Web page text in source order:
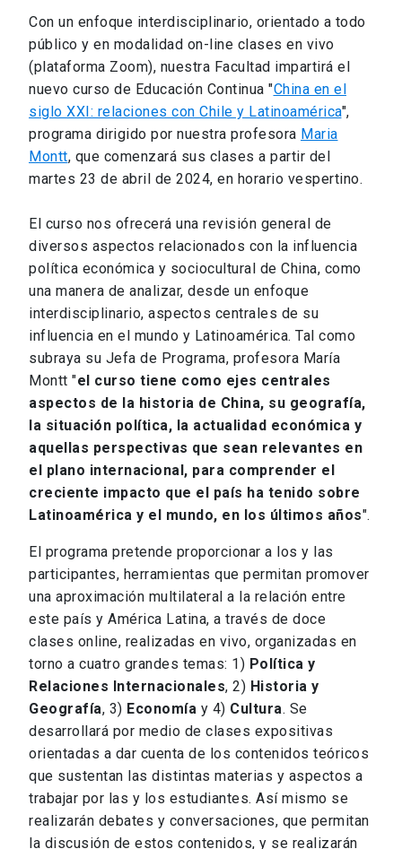
Con un enfoque interdisciplinario, orientado a todo
público y en modalidad on-line clases en vivo
(plataforma Zoom), nuestra Facultad impartirá el
nuevo curso de Educación Continua "China en el
siglo XXI: relaciones con Chile y Latinoamérica",
programa dirigido por nuestra profesora Maria
Montt, que comenzará sus clases a partir del
martes 23 de abril de 2024, en horario vespertino.
El curso nos ofrecerá una revisión general de
diversos aspectos relacionados con la influencia
política económica y sociocultural de China, como
una manera de analizar, desde un enfoque
interdisciplinario, aspectos centrales de su
influencia en el mundo y Latinoamérica. Tal como
subraya su Jefa de Programa, profesora María
Montt "el curso tiene como ejes centrales
aspectos de la historia de China, su geografía,
la situación política, la actualidad económica y
aquellas perspectivas que sean relevantes en
el plano internacional, para comprender el
creciente impacto que el país ha tenido sobre
Latinoamérica y el mundo, en los últimos años".
El programa pretende proporcionar a los y las
participantes, herramientas que permitan promover
una aproximación multilateral a la relación entre
este país y América Latina, a través de doce
clases online, realizadas en vivo, organizadas en
torno a cuatro grandes temas: 1) Política y
Relaciones Internacionales, 2) Historia y
Geografía, 3) Economía y 4) Cultura. Se
desarrollará por medio de clases expositivas
orientadas a dar cuenta de los contenidos teóricos
que sustentan las distintas materias y aspectos a
trabajar por las y los estudiantes. Así mismo se
realizarán debates y conversaciones, que permitan
la discusión de estos contenidos, y se realizarán